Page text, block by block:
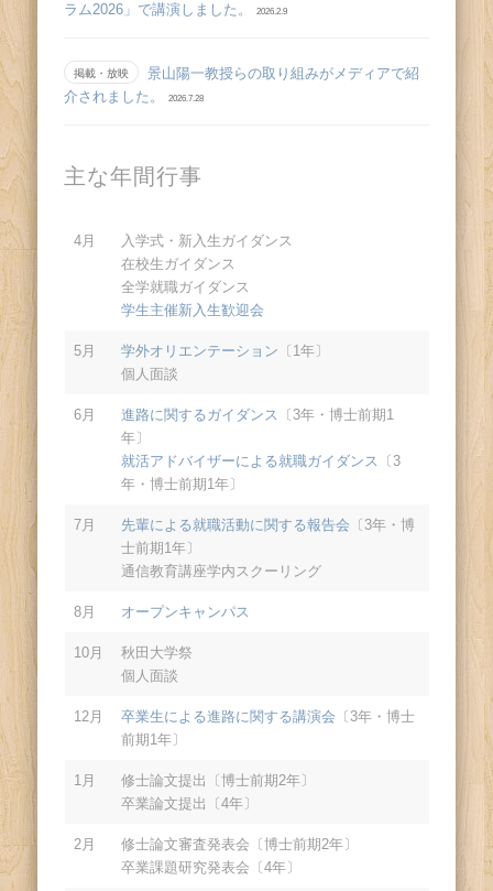
ラム2026」で講演しました。
2026.2.9
掲載・放映
景山陽一教授らの取り組みがメディアで紹
介されました。
2026.7.28
主な年間行事
4月
入学式・新入生ガイダンス
在校生ガイダンス
全学就職ガイダンス
学生主催新入生歓迎会
5月 学外オリエンテーション 〔1年〕
個人面談
6月 進路に関するガイダンス 〔3年・博士前期1
年〕
就活アドバイザーによる就職ガイダンス 〔3
年・博士前期1年〕
7月 先輩による就職活動に関する報告会 〔3年・博
士前期1年〕
通信教育講座学内スクーリング
8月 オープンキャンパス
10月
秋田大学祭
個人面談
12月 卒業生による進路に関する講演会 〔3年・博士
前期1年〕
1月
修士論文提出〔博士前期2年〕
卒業論文提出〔4年〕
2月
修士論文審査発表会〔博士前期2年〕
卒業課題研究発表会〔4年〕